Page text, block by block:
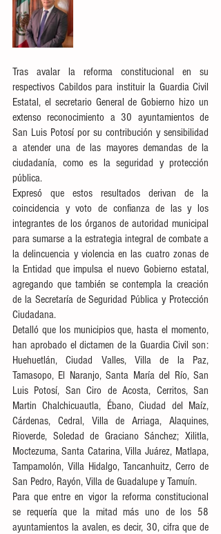
Tras avalar la reforma constitucional en su
respectivos Cabildos para instituir la Guardia Civil
Estatal, el secretario General de Gobierno hizo un
extenso reconocimiento a 30 ayuntamientos de
San Luis Potosí por su contribución y sensibilidad
a atender una de las mayores demandas de la
ciudadanía, como es la seguridad y protección
pública.
Expresó que estos resultados derivan de la
coincidencia y voto de confianza de las y los
integrantes de los órganos de autoridad municipal
para sumarse a la estrategia integral de combate a
la delincuencia y violencia en las cuatro zonas de
la Entidad que impulsa el nuevo Gobierno estatal,
agregando que también se contempla la creación
de la Secretaría de Seguridad Pública y Protección
Ciudadana.
Detalló que los municipios que, hasta el momento,
han aprobado el dictamen de la Guardia Civil son:
Huehuetlán, Ciudad Valles, Villa de la Paz,
Tamasopo, El Naranjo, Santa María del Río, San
Luis Potosí, San Ciro de Acosta, Cerritos, San
Martin Chalchicuautla, Ébano, Ciudad del Maíz,
Cárdenas, Cedral, Villa de Arriaga, Alaquines,
Rioverde, Soledad de Graciano Sánchez; Xilitla,
Moctezuma, Santa Catarina, Villa Juárez, Matlapa,
Tampamolón, Villa Hidalgo, Tancanhuitz, Cerro de
San Pedro, Rayón, Villa de Guadalupe y Tamuín.
Para que entre en vigor la reforma constitucional
se requería que la mitad más uno de los 58
ayuntamientos la avalen, es decir, 30, cifra que de